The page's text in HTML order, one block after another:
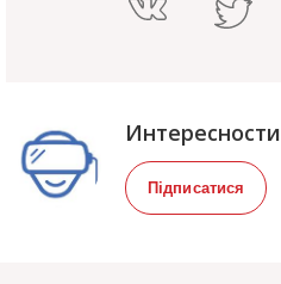
Интересности
Підписатися